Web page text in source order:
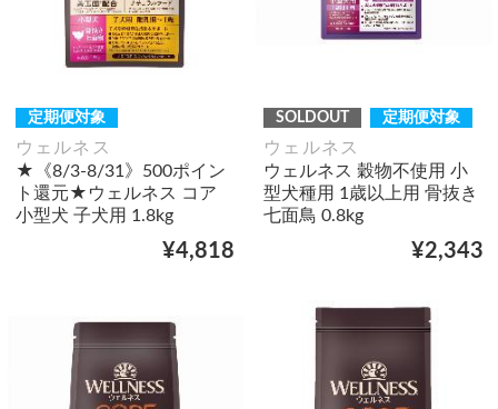
定期便対象
ウェルネス
★《8/3-8/31》500ポイン
ト還元★ウェルネス コア
小型犬 子犬用 1.8kg
¥4,818
SOLDOUT 定期便対象
ウェルネス
ウェルネス 穀物不使用 小
型犬種用 1歳以上用 骨抜き
七面鳥 0.8kg
¥2,343